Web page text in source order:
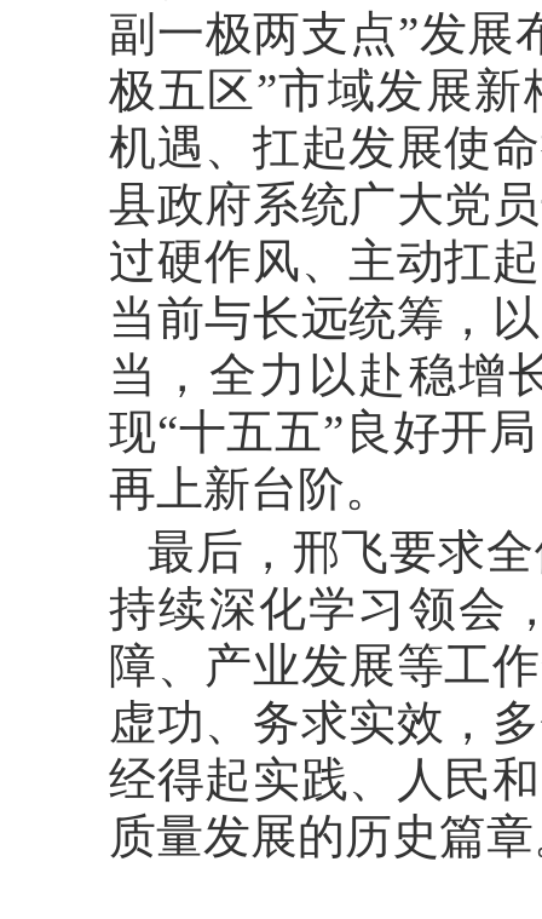
副一极两支点”发展
极五区”市域发展
机遇、扛起发展使
县政府系统广大党
过硬作风、主动扛
当前与长远统筹，
当，全力以赴稳增
现“十五五”良好开
再上新台阶。
最后，邢飞要求
持续深化学习领会
障、产业发展等工
虚功、务求实效，
经得起实践、人民
质量发展的历史篇